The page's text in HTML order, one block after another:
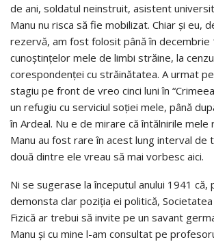
de ani, soldatul neinstruit, asistent
Manu nu risca să fie mobilizat. Chiar şi eu,
rezervă, am fost folosit până în decembrie
cunoştinţelor mele de limbi străine, la
corespondenţei cu străinătatea. A urmat
stagiu pe front de vreo cinci luni în
un refugiu cu serviciul soţiei mele, până
în Ardeal. Nu e de mirare că întălnirile mele
Manu au fost rare în acest lung interval de
două dintre ele vreau să mai vorbesc aici.
Ni se sugerase la începutul anului 1941 că,
demonsta clar poziţia ei politică,
Fizică ar trebui să invite pe un savant
Manu şi cu mine l-am consultat pe